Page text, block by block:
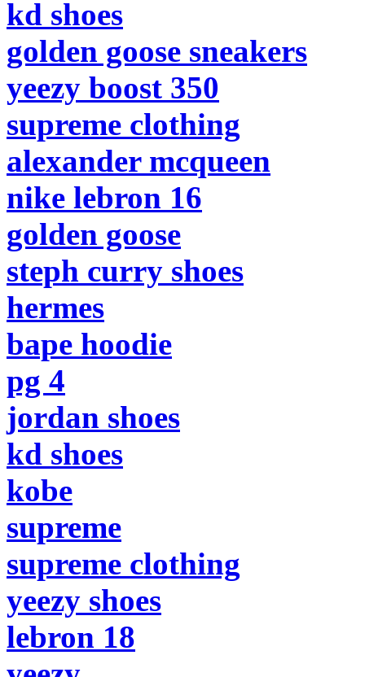
kd shoes
golden goose sneakers
yeezy boost 350
supreme clothing
alexander mcqueen
nike lebron 16
golden goose
steph curry shoes
hermes
bape hoodie
pg 4
jordan shoes
kd shoes
kobe
supreme
supreme clothing
yeezy shoes
lebron 18